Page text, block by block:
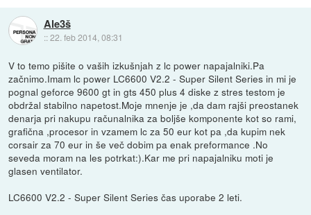
Ale3š
::22. feb 2014, 08:31
V to temo pišite o vaših izkušnjah z lc power napajalniki.Pa
začnimo.Imam lc power LC6600 V2.2 - Super Silent Series in mi je
pognal geforce 9600 gt in gts 450 plus 4 diske z stres testom je
obdržal stabilno napetost.Moje mnenje je ,da dam rajši preostanek
denarja pri nakupu računalnika za boljše komponente kot so rami,
grafična ,procesor in vzamem lc za 50 eur kot pa ,da kupim nek
corsair za 70 eur in še več dobim pa enak preformance .No
seveda moram na les potrkat:).Kar me pri napajalniku moti je
glasen ventilator.
LC6600 V2.2 - Super Silent Series čas uporabe 2 leti.